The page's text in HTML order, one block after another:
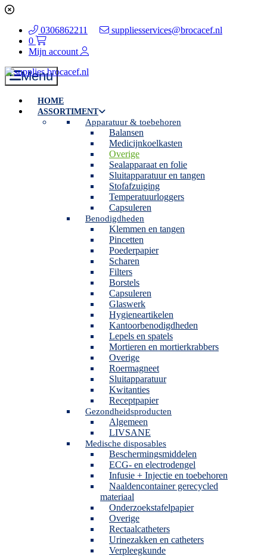
0306862211
suppliesservices@brocacef.nl
0
Mijn account
Menu
HOME
ASSORTIMENT
Apparatuur & toebehoren
Balansen
Medicijnkoelkasten
Overige
Sealapparaat en folie
Sluitapparatuur en tangen
Stofafzuiging
Temperatuurloggers
Capsuleren
Benodigdheden
Klemmen en tangen
Pincetten
Poederpapier
Scharen
Filters
Borstels
Capsuleren
Glaswerk
Hygieneartikelen
Kantoorbenodigdheden
Lepels en spatels
Mortieren en mortierkrabbers
Overige
Roermagneet
Sluitapparatuur
Kwitanties
Receptpapier
Gezondheidsproducten
Algemeen
LIVSANE
Medische disposables
Beschermingsmiddelen
ECG- en electrodengel
Infusie + Injectie en toebehoren
Naaldencontainer gerecycled
materiaal
Onderzoekstafelpapier
Overige
Rectaalcatheters
Urinezakken en catheters
Verpleegkunde